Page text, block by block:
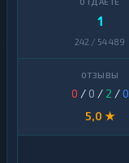
1
242 / 54 489
0 / 0 / 2 /0
5,0 ★